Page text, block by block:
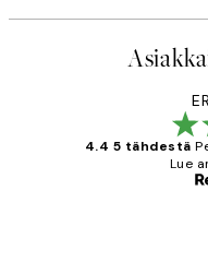
4.4 5 tähdestä
Lue